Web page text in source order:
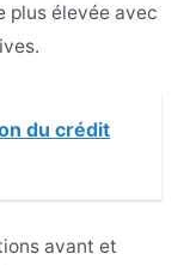
plus élevée avec
du crédit
avant et